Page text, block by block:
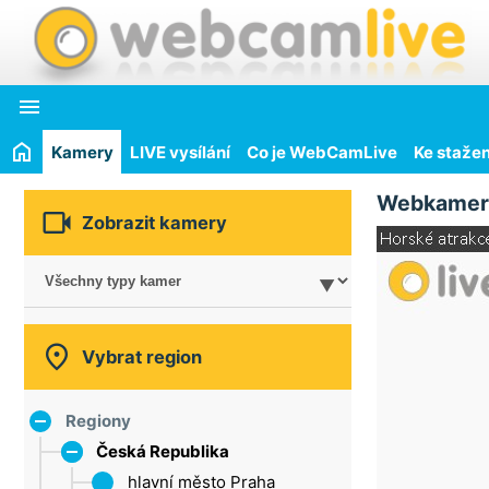

Kamery LIVE vysílání Co je WebCamLive Ke
 Zobrazit kamery
 Vybrat region
Regiony
Česká Republika
hlavní město Praha